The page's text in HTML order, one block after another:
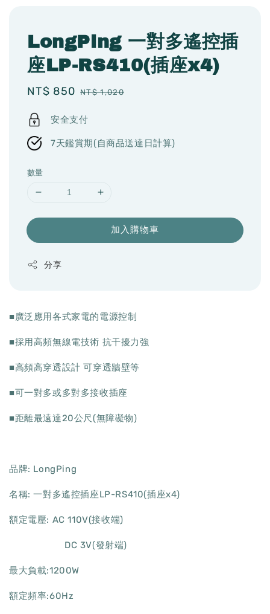
LongPing 一對多遙控插
座LP-RS410(插座x4)
Sale
NT$ 850 Regular
NT$ 1,020
安全支付
7天鑑賞期(自商品送達日計算)
數量
加入購物車
分享
■廣泛應用各式家電的電源控制
■採用高頻無線電技術 抗干擾力強
■高頻高穿透設計 可穿透牆壁等
■可一對多或多對多接收插座
■距離最遠達20公尺(無障礙物)
品牌: LongPing
名稱: 一對多遙控插座LP-RS410(插座x4)
額定電壓: AC 110V(接收端)
DC 3V(發射端)
最大負載:1200W
額定頻率:60Hz